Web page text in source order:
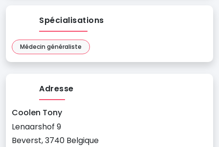
Spécialisations
Médecin généraliste
Adresse
Coolen Tony
Lenaarshof 9
Beverst, 3740 Belgique